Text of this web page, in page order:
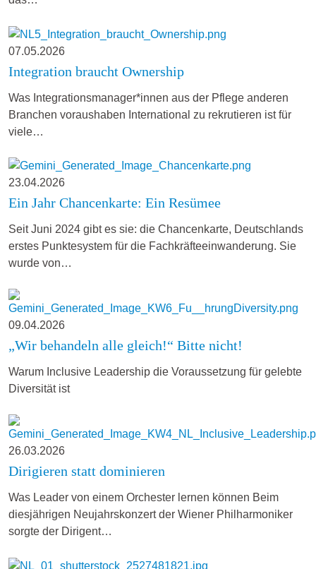
07.05.2026
Integration braucht Ownership
Was Integrationsmanager*innen aus der Pflege anderen
Branchen voraushaben International zu rekrutieren ist für
viele…
23.04.2026
Ein Jahr Chancenkarte: Ein Resümee
Seit Juni 2024 gibt es sie: die Chancenkarte, Deutschlands
erstes Punktesystem für die Fachkräfteeinwanderung. Sie
wurde von…
09.04.2026
„Wir behandeln alle gleich!“ Bitte nicht!
Warum Inclusive Leadership die Voraussetzung für gelebte
Diversität ist
26.03.2026
Dirigieren statt dominieren
Was Leader von einem Orchester lernen können Beim
diesjährigen Neujahrskonzert der Wiener Philharmoniker
sorgte der Dirigent…